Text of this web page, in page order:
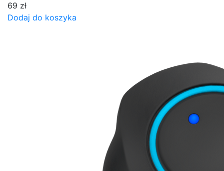
69 zł
Dodaj do koszyka